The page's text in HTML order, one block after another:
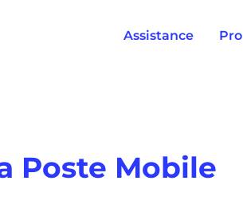
Assistance Pro
Poste Mobile